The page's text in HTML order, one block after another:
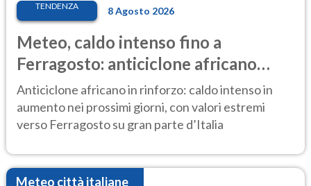
TENDENZA 8 Agosto 2026
Meteo, caldo intenso fino a
Ferragosto: anticiclone africano
ancora protagonista
Anticiclone africano in rinforzo: caldo intenso in
aumento nei prossimi giorni, con valori estremi
verso Ferragosto su gran parte d’Italia
Meteo città italiane